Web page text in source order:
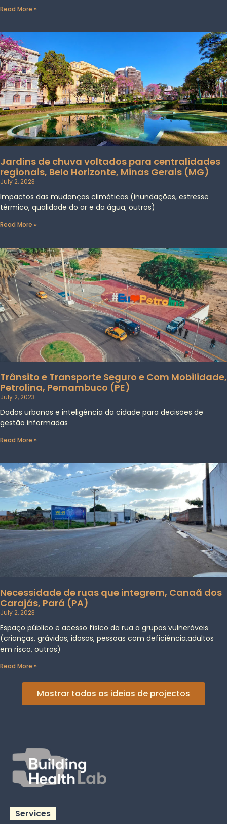
Read More »
Jardins de chuva voltados para centralidades
regionais, Belo Horizonte, Minas Gerais (MG)
July 2, 2023
Impactos das mudanças climáticas (inundações, estresse
térmico, qualidade do ar e da água, outros)
Read More »
Trânsito e Transporte Seguro e Com Mobilidade,
Petrolina, Pernambuco (PE)
July 2, 2023
Dados urbanos e inteligência da cidade para decisões de
gestão informadas
Read More »
Necessidade de ruas que integrem, Canaã dos
Carajás, Pará (PA)
July 2, 2023
Espaço público e acesso físico da rua a grupos vulneráveis
(crianças, grávidas, idosos, pessoas com deficiência,adultos
em risco, outros)
Read More »
Mostrar todas as ideias de projectos
Services